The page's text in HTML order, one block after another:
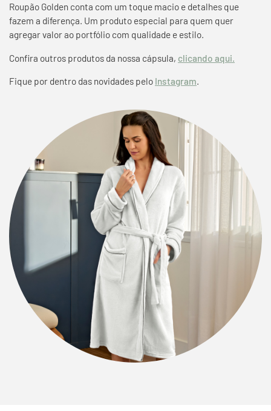
Roupão Golden conta com um toque macio e detalhes que
fazem a diferença. Um produto especial para quem quer
agregar valor ao portfólio com qualidade e estilo.
Confira outros produtos da nossa cápsula, clicando aqui.
Fique por dentro das novidades pelo Instagram.